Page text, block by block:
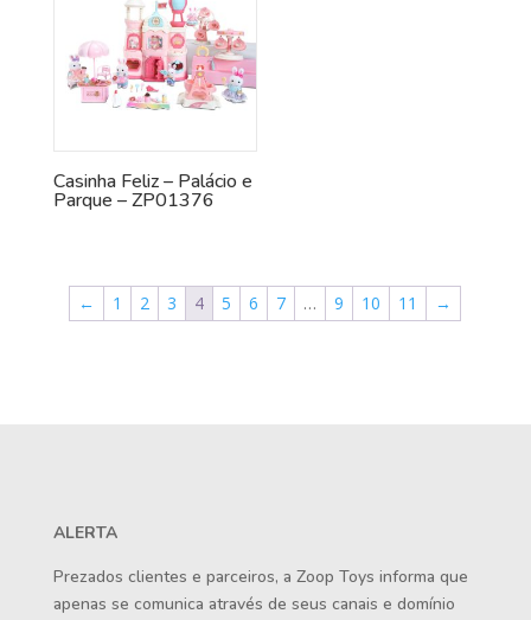
Casinha Feliz – Palácio e
Parque – ZP01376
← 1 2 3 4 5 6 7 … 9 10 11 →
ALERTA
Prezados clientes e parceiros, a Zoop Toys informa que
apenas se comunica através de seus canais e domínio